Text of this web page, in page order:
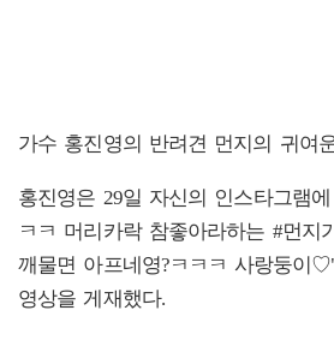
가수 홍진영의 반려견 먼지의 귀여
홍진영은 29일 자신의 인스타그램
ㅋㅋ 머리카락 참좋아라하는 #먼지
깨물면 아프네영?ㅋㅋㅋ 사랑둥이
영상을 게재했다.